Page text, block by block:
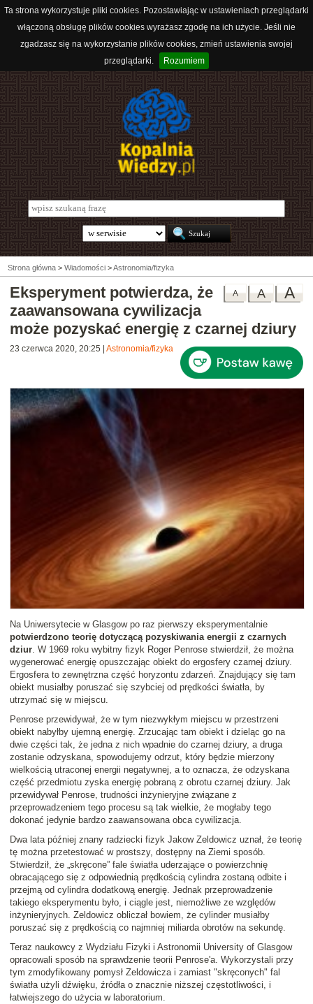
Ta strona wykorzystuje pliki cookies. Pozostawiając w ustawieniach przeglądarki
włączoną obsługę plików cookies wyrażasz zgodę na ich użycie. Jeśli nie
zgadzasz się na wykorzystanie plików cookies, zmień ustawienia swojej
przeglądarki.
Rozumiem
Strona główna > Wiadomości >Astronomia/fizyka
A
A
A
Eksperyment potwierdza, że
zaawansowana cywilizacja
może pozyskać energię z czarnej dziury
23 czerwca 2020, 20:25 Astronomia/fizyka
Na Uniwersytecie w Glasgow po raz pierwszy eksperymentalnie
potwierdzono teorię dotyczącą pozyskiwania energii z czarnych
dziur. W 1969 roku wybitny fizyk Roger Penrose stwierdził, że można
wygenerować energię opuszczając obiekt do ergosfery czarnej dziury.
Ergosfera to zewnętrzna część horyzontu zdarzeń. Znajdujący się tam
obiekt musiałby poruszać się szybciej od prędkości światła, by
utrzymać się w miejscu.
Penrose przewidywał, że w tym niezwykłym miejscu w przestrzeni
obiekt nabyłby ujemną energię. Zrzucając tam obiekt i dzieląc go na
dwie części tak, że jedna z nich wpadnie do czarnej dziury, a druga
zostanie odzyskana, spowodujemy odrzut, który będzie mierzony
wielkością utraconej energii negatywnej, a to oznacza, że odzyskana
część przedmiotu zyska energię pobraną z obrotu czarnej dziury. Jak
przewidywał Penrose, trudności inżynieryjne związane z
przeprowadzeniem tego procesu są tak wielkie, że mogłaby tego
dokonać jedynie bardzo zaawansowana obca cywilizacja.
Dwa lata później znany radziecki fizyk Jakow Zeldowicz uznał, że teorię
tę można przetestować w prostszy, dostępny na Ziemi sposób.
Stwierdził, że „skręcone” fale światła uderzające o powierzchnię
obracającego się z odpowiednią prędkością cylindra zostaną odbite i
przejmą od cylindra dodatkową energię. Jednak przeprowadzenie
takiego eksperymentu było, i ciągle jest, niemożliwe ze względów
inżynieryjnych. Zeldowicz obliczał bowiem, że cylinder musiałby
poruszać się z prędkością co najmniej miliarda obrotów na sekundę.
Teraz naukowcy z Wydziału Fizyki i Astronomii University of Glasgow
opracowali sposób na sprawdzenie teorii Penrose'a. Wykorzystali przy
tym zmodyfikowany pomysł Zeldowicza i zamiast "skręconych" fal
światła użyli dźwięku, źródła o znacznie niższej częstotliwości, i
łatwiejszego do użycia w laboratorium.